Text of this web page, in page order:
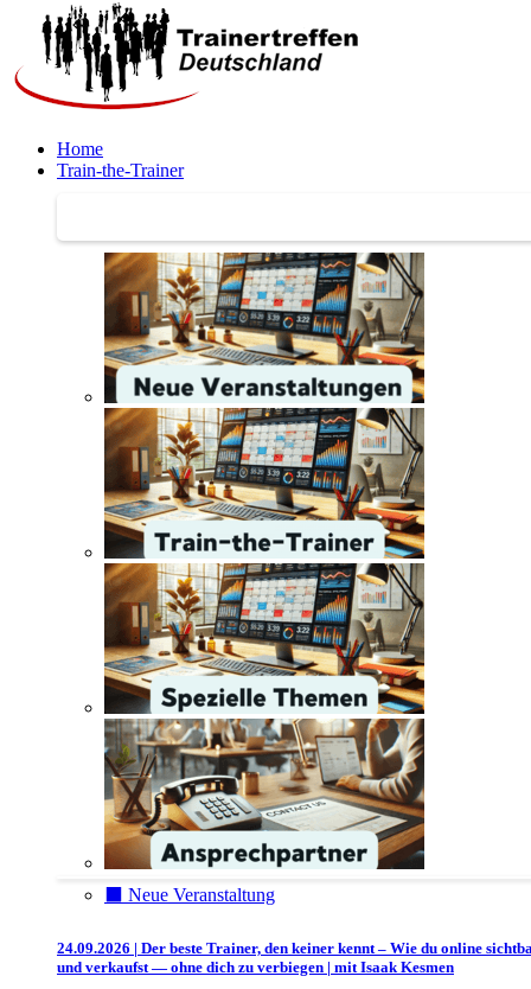
Home
Train-the-Trainer
⬛️ Neue Veranstaltung
24.09.2026 | Der beste Trainer, den keiner kennt – Wie du online
und verkaufst — ohne dich zu verbiegen | mit Isaak Kesmen